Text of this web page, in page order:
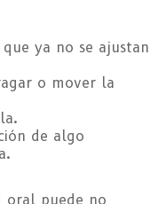
ya no se ajustan
o mover la
de algo
oral puede no